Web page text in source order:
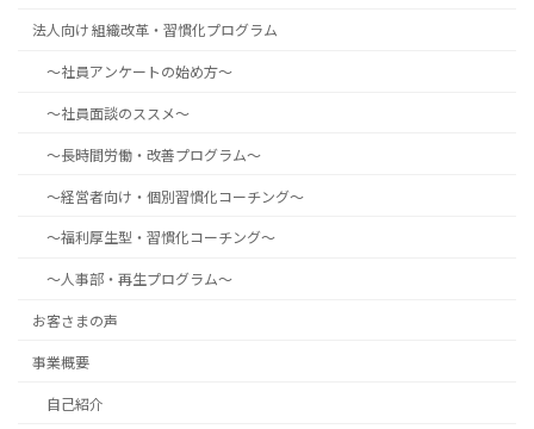
法人向け 組織改革・習慣化プログラム
～社員アンケートの始め方～
～社員面談のススメ～
～長時間労働・改善プログラム～
～経営者向け・個別習慣化コーチング～
～福利厚生型・習慣化コーチング～
～人事部・再生プログラム～
お客さまの声
事業概要
自己紹介